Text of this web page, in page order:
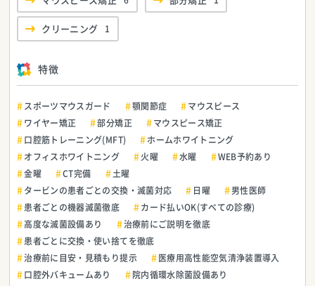
クリーニング 1
特徴
スポーツマウスガード 顎関節症
マウスピース
ワイヤー矯正
部分矯正
マウスピース矯正
口腔筋トレーニング(MFT)
ホームホワイトニング
オフィスホワイトニング
火曜 水曜
WEB予約あり
金曜
CT完備
土曜
タービンの患者ごとの交換・滅菌対応
日曜
男性医師
患者ごとの機器滅菌徹底
カード払いOK(すべての診療)
高度な滅菌設備あり
治療前にご説明を徹底
患者ごとに交換・使い捨てを徹底
治療前に目安・見積もり提示
医療用高性能空気清浄装置導入
口腔外バキュームあり
院内循環水除菌設備あり